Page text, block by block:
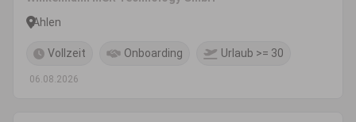
Ahlen
Vollzeit Onboarding Urlaub >= 30
06.08.2026